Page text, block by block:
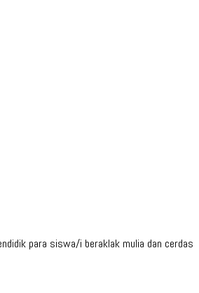
para siswa/i beraklak mulia dan cerdas